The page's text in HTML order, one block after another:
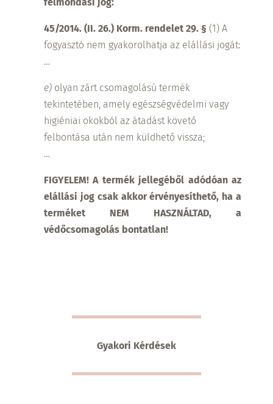
felmondási jog:
45/2014. (II. 26.) Korm. rendelet 29. § (1) A
fogyasztó nem gyakorolhatja az elállási jogát:
…
e) olyan zárt csomagolású termék
tekintetében, amely egészségvédelmi vagy
higiéniai okokból az átadást követő
felbontása után nem küldhető vissza;
…
FIGYELEM! A termék jellegéből adódóan az
elállási jog csak akkor érvényesíthető, ha a
terméket NEM HASZNÁLTAD, a
védőcsomagolás bontatlan!
Gyakori Kérdések